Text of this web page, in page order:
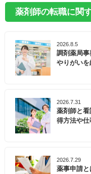
薬剤師の転職に関
2026.8.5
調剤薬局事
やりがいを
2026.7.31
薬剤師と
得方法や
2026.7.29
薬事申請と